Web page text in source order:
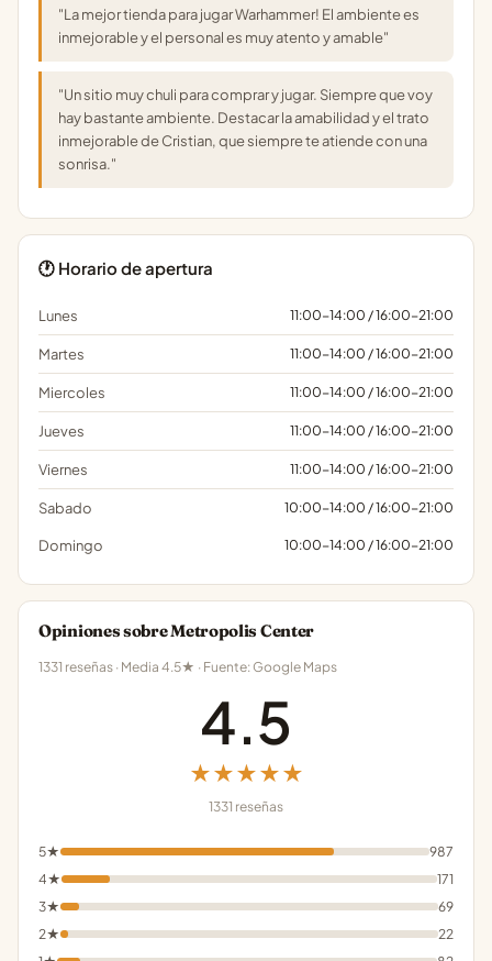
"La mejor tienda para jugar Warhammer! El ambiente es
inmejorable y el personal es muy atento y amable"
"Un sitio muy chuli para comprar y jugar. Siempre que voy
hay bastante ambiente. Destacar la amabilidad y el trato
inmejorable de Cristian, que siempre te atiende con una
sonrisa."
🕐 Horario de apertura
Lunes 11:00-14:00 / 16:00-21:00
Martes 11:00-14:00 / 16:00-21:00
Miercoles 11:00-14:00 / 16:00-21:00
Jueves 11:00-14:00 / 16:00-21:00
Viernes 11:00-14:00 / 16:00-21:00
Sabado 10:00-14:00 / 16:00-21:00
Domingo 10:00-14:00 / 16:00-21:00
Opiniones sobre Metropolis Center
1331 reseñas · Media 4.5★ · Fuente: Google Maps
4.5
★★★★★
1331 reseñas
5★
987
4★
171
3★
69
2★
22